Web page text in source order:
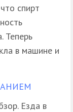
спирт
Теперь
в машине и
Езда в